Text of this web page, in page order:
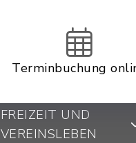
Terminbuchung
FREIZEIT UND
VEREINSLEBEN